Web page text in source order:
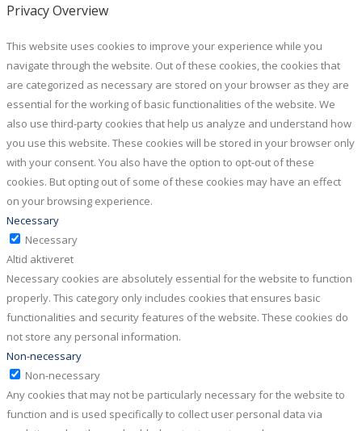
Privacy Overview
This website uses cookies to improve your experience while you
navigate through the website. Out of these cookies, the cookies that
are categorized as necessary are stored on your browser as they are
essential for the working of basic functionalities of the website. We
also use third-party cookies that help us analyze and understand how
you use this website. These cookies will be stored in your browser only
with your consent. You also have the option to opt-out of these
cookies. But opting out of some of these cookies may have an effect
on your browsing experience.
Necessary
Necessary
Altid aktiveret
Necessary cookies are absolutely essential for the website to function
properly. This category only includes cookies that ensures basic
functionalities and security features of the website. These cookies do
not store any personal information.
Non-necessary
Non-necessary
Any cookies that may not be particularly necessary for the website to
function and is used specifically to collect user personal data via